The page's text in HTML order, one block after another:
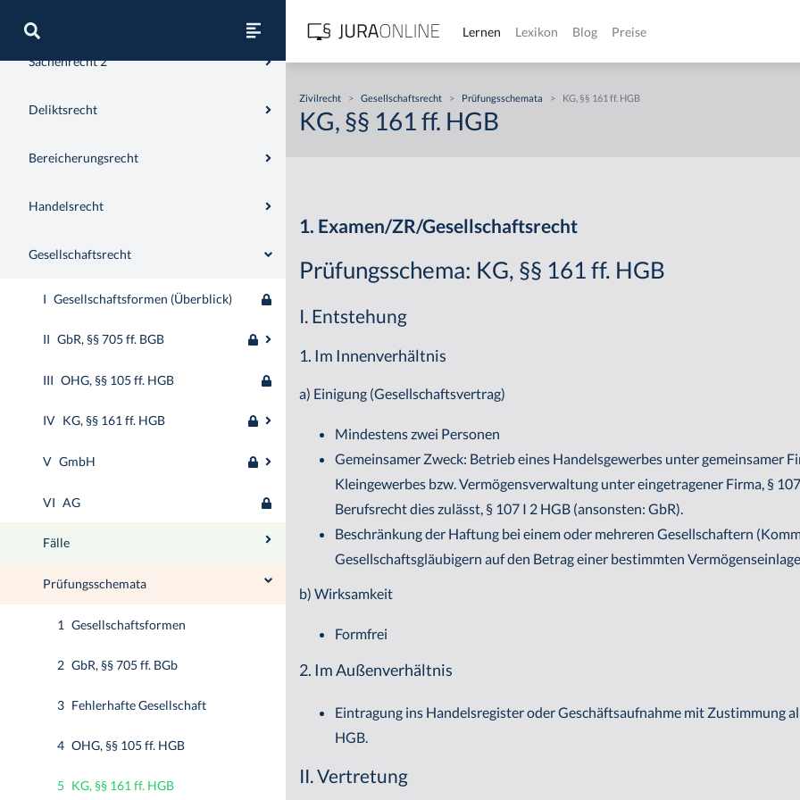
Sachenrecht 2
Deliktsrecht
Bereicherungsrecht
Handelsrecht
Gesellschaftsrecht
I Gesellschaftsformen (Überblick)
II GbR, §§ 705 ff. BGB
III OHG, §§ 105 ff. HGB
IV KG, §§ 161 ff. HGB
V GmbH
VI AG
Fälle
Prüfungsschemata
1 Gesellschaftsformen
2 GbR, §§ 705 ff. BGb
3 Fehlerhafte Gesellschaft
4 OHG, §§ 105 ff. HGB
5 KG, §§ 161 ff. HGB
Lernen Lexikon Blog Preise
Zivilrecht > Gesellschaftsrecht > Prüfungsschemata > KG, §§ 161 ff. HGB
KG, §§ 161 ff. HGB
1. Examen/ZR/Gesellschaftsrecht
Prüfungsschema: KG, §§ 161 ff. HGB
I. Entstehung
1. Im Innenverhältnis
a) Einigung (Gesellschaftsvertrag)
Mindestens zwei Personen
Gemeinsamer Zweck: Betrieb eines Handelsgewerbes unter gemeinsamer
Kleingewerbes bzw. Vermögensverwaltung unter eingetragener Firma, §
Berufsrecht dies zulässt, § 107 I 2 HGB (ansonsten: GbR).
Beschränkung der Haftung bei einem oder mehreren Gesellschaftern
Gesellschaftsgläubigern auf den Betrag einer bestimmten
b) Wirksamkeit
Formfrei
2. Im Außenverhältnis
Eintragung ins Handelsregister oder Geschäftsaufnahme mit Zustimmung
HGB.
II. Vertretung